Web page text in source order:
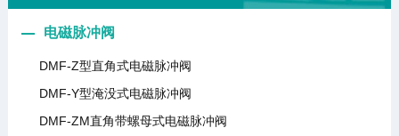
电磁脉冲阀
DMF-Z型直角式电磁脉冲阀
DMF-Y型淹没式电磁脉冲阀
DMF-ZM直角带螺母式电磁脉冲阀